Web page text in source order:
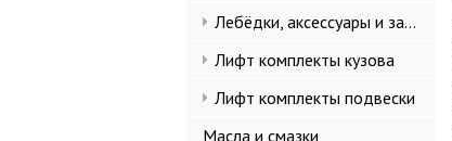
Лебёдки, аксессуары и запчасти
Лифт комплекты кузова
Лифт комплекты подвески
Масла и смазки